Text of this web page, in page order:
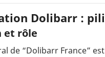
Dolibarr :
et rôle
de “Dolibarr France” est